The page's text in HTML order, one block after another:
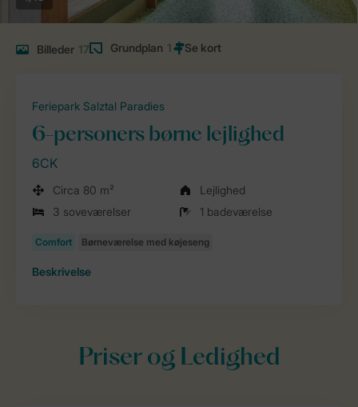
Billeder 17 Grundplan 1
Feriepark Salztal Paradies
6-personers børne lejlighed
6CK
Circa 80 m²
Lejlighed
3 soveværelser
1 badeværelse
Beskrivelse
Priser og Ledighed